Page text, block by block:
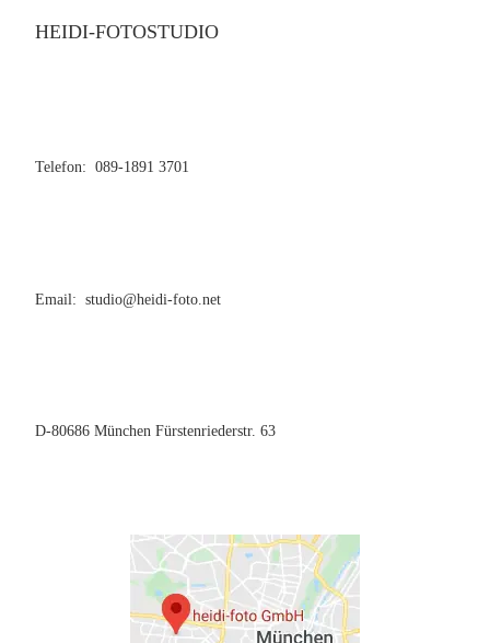
HEIDI-FOTOSTUDIO
Telefon: 089-1891 3701
Email: studio@heidi-foto.net
D-80686 München Fürstenriederstr. 63